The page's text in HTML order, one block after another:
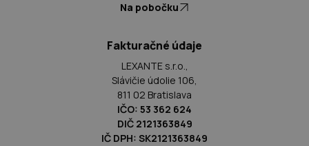
Na pobočku
Fakturačné údaje
LEXANTE s.r.o.,
Slávičie údolie 106,
811 02 Bratislava
IČO: 53 362 624
DIČ 2121363849
IČ DPH: SK2121363849